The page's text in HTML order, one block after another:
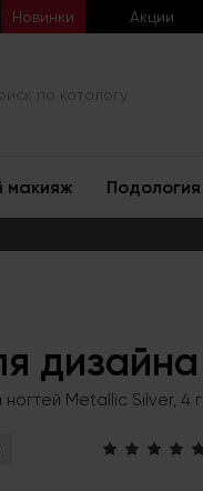
Новинки Акции
макияж Подология
дизайна
ногтей Metallic Silver, 4 г